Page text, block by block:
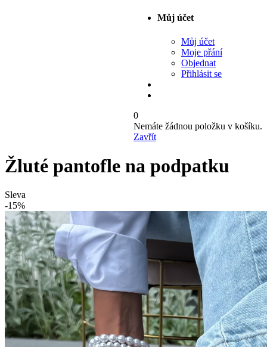
Můj účet
Můj účet
Moje přání
Objednat
Přihlásit se
0
Nemáte žádnou položku v košíku.
Zavřít
Žluté pantofle na podpatku
Sleva
-15%